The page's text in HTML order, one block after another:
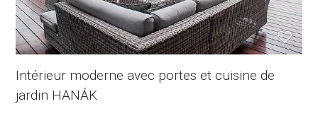
Intérieur moderne avec portes et cuisine de
jardin HANÁK